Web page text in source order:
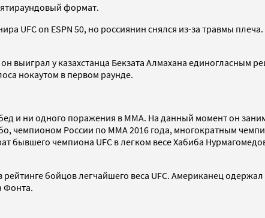
формат.
UFC on ESPN 50, но россиянин снялся из-за травмы
выиграл у казахстанца Бекзата Алмахана единогласным
нокаутом в первом раунде.
и ни одного поражения в ММА. На данный момент он
чемпионом России по ММА 2016 года, многократным
чемпиона UFC в легком весе Хабиба
бойцов легчайшего веса UFC. Американец
Фонта.